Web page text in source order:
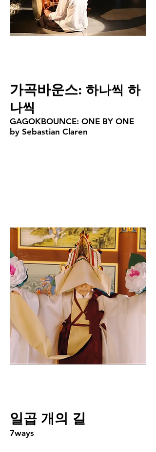
​가곡바운스: 하나씩 하
나씩
GAGOKBOUNCE: ONE BY ONE
by Sebastian Claren
​일곱 개의 길
​7ways